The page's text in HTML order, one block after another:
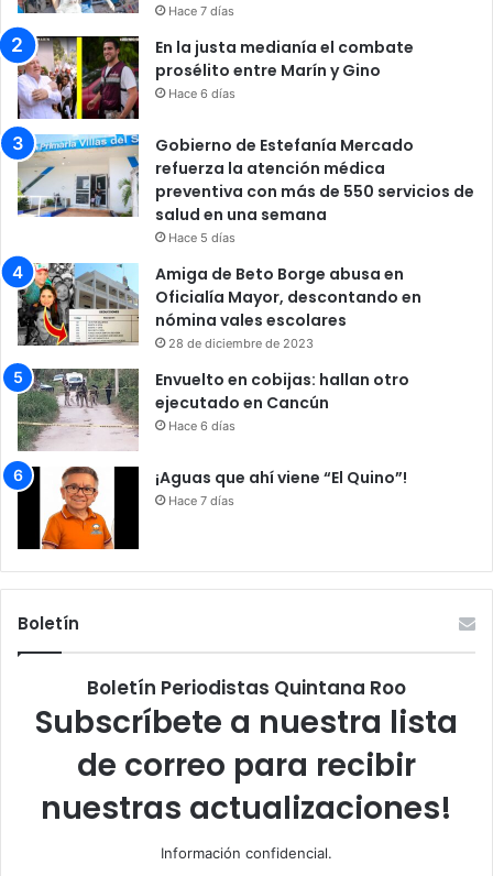
Hace 7 días
En la justa medianía el combate
prosélito entre Marín y Gino
Hace 6 días
Gobierno de Estefanía Mercado
refuerza la atención médica
preventiva con más de 550 servicios de
salud en una semana
Hace 5 días
Amiga de Beto Borge abusa en
Oficialía Mayor, descontando en
nómina vales escolares
28 de diciembre de 2023
Envuelto en cobijas: hallan otro
ejecutado en Cancún
Hace 6 días
¡Aguas que ahí viene “El Quino”!
Hace 7 días
Boletín
Boletín Periodistas Quintana Roo
Subscríbete a nuestra lista
de correo para recibir
nuestras actualizaciones!
Información confidencial.